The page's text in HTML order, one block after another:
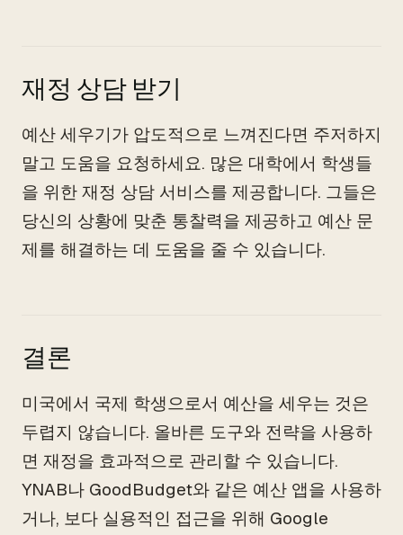
재정 상담 받기
예산 세우기가 압도적으로 느껴진다면 주저하지
말고 도움을 요청하세요. 많은 대학에서 학생들
을 위한 재정 상담 서비스를 제공합니다. 그들은
당신의 상황에 맞춘 통찰력을 제공하고 예산 문
제를 해결하는 데 도움을 줄 수 있습니다.
결론
미국에서 국제 학생으로서 예산을 세우는 것은
두렵지 않습니다. 올바른 도구와 전략을 사용하
면 재정을 효과적으로 관리할 수 있습니다.
YNAB나 GoodBudget와 같은 예산 앱을 사용하
거나, 보다 실용적인 접근을 위해 Google